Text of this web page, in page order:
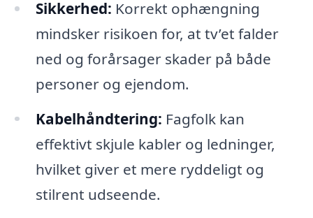
Sikkerhed: Korrekt ophængning
mindsker risikoen for, at tv’et falder
ned og forårsager skader på både
personer og ejendom.
Kabelhåndtering: Fagfolk kan
effektivt skjule kabler og ledninger,
hvilket giver et mere ryddeligt og
stilrent udseende.